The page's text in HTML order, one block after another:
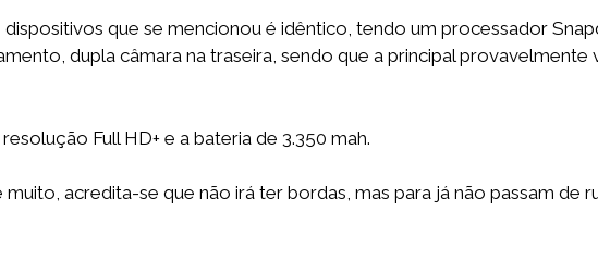
que se mencionou é idêntico, tendo um processador
dupla câmara na traseira, sendo que a principal provavelmente
Full HD+ e a bateria de 3.350 mah.
acredita-se que não irá ter bordas, mas para já não passam de